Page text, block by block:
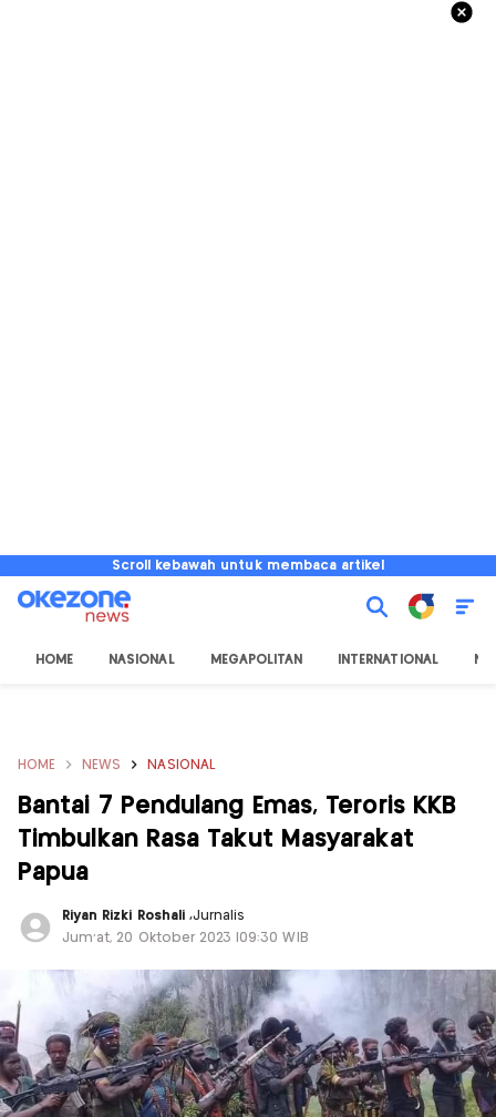
Scroll kebawah untuk membaca artikel
HOME NASIONAL MEGAPOLITAN INTERNATIONAL
HOME NEWS NASIONAL
Bantai 7 Pendulang Emas, Teroris KKB
Timbulkan Rasa Takut Masyarakat
Papua
Riyan Rizki Roshali ,Jurnalis
Jum'at, 20 Oktober 2023 |09:30 WIB